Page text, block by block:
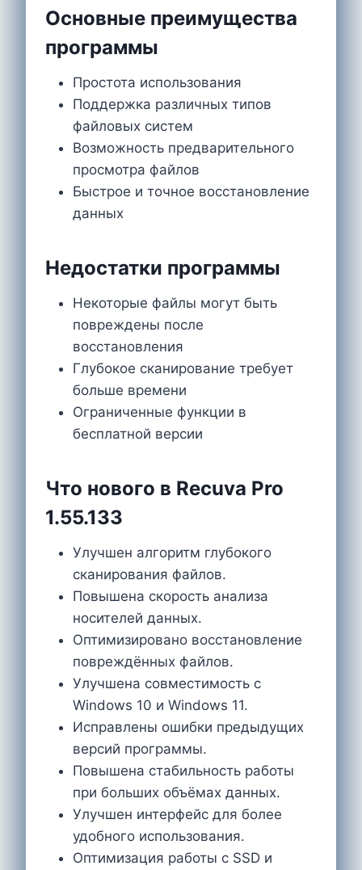
Основные преимущества
программы
Простота использования
Поддержка различных типов
файловых систем
Возможность предварительного
просмотра файлов
Быстрое и точное восстановление
данных
Недостатки программы
Некоторые файлы могут быть
повреждены после
восстановления
Глубокое сканирование требует
больше времени
Ограниченные функции в
бесплатной версии
Что нового в Recuva Pro
1.55.133
Улучшен алгоритм глубокого
сканирования файлов.
Повышена скорость анализа
носителей данных.
Оптимизировано восстановление
повреждённых файлов.
Улучшена совместимость с
Windows 10 и Windows 11.
Исправлены ошибки предыдущих
версий программы.
Повышена стабильность работы
при больших объёмах данных.
Улучшен интерфейс для более
удобного использования.
Оптимизация работы с SSD и